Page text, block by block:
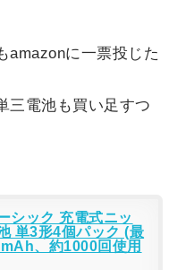
amazonに一票投じた
三電池も買い足すつ
シック 充電式ニッ
単3形4個パック (最
、約1000回使用